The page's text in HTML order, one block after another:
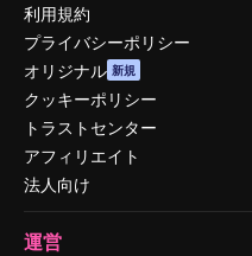
利用規約
プライバシーポリシー
オリジナル 新規
クッキーポリシー
トラストセンター
アフィリエイト
法人向け
運営